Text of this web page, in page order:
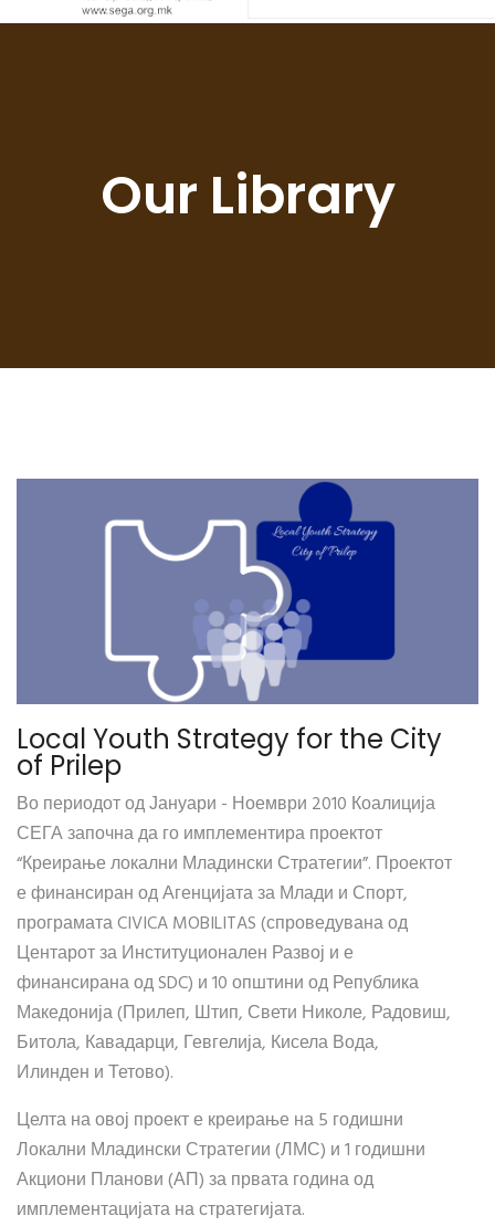
Our Library
Local Youth Strategy for the City
of Prilep
Во периодот од Јануари - Ноември 2010 Коалиција
СЕГА започна да го имплементира проектот
“Креирање локални Младински Стратегии”. Проектот
е финансиран од Агенцијата за Млади и Спорт,
програмата CIVICA MOBILITAS (спроведувана од
Центарот за Институционален Развој и е
финансирана од SDC) и 10 општини од Република
Македонија (Прилеп, Штип, Свети Николе, Радовиш,
Битола, Кавадарци, Гевгелија, Кисела Вода,
Илинден и Тетово).
Целта на овој проект е креирање на 5 годишни
Локални Младински Стратегии (ЛМС) и 1 годишни
Акциони Планови (АП) за првата година од
имплементацијата на стратегијата.